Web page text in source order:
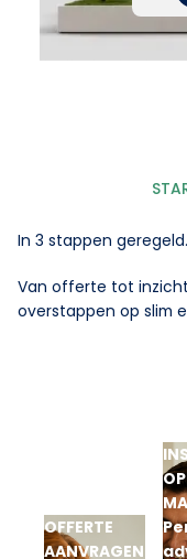
In 3 stappen geregeld.
Van offerte tot
overstappen op slim
OFFERTE
AANVRAGEN
OP